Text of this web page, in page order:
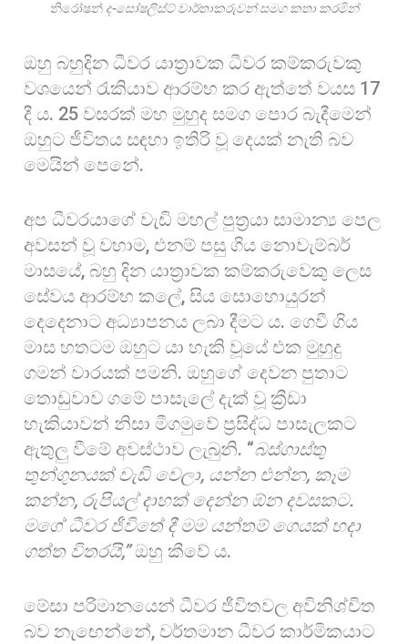
නිරෝෂන් ද-සෝෂලිස්ට් වාර්තාකරුවන් සමග කතා කරමින්
ඔහු බහුදින ධීවර යාත්‍රාවක ධීවර කම්කරුවකු
වශයෙන් රැකියාව ආරම්භ කර ඇත්තේ වයස 17
දී ය. 25 වසරක් මහ මුහුද සමග පොර බැදීමෙන්
ඔහුට ජීවිතය සඳහා ඉතිරි වූ දෙයක් නැති බව
මෙයින් පෙනේ.
අප ධීවරයාගේ වැඩි මහල් පුත්‍රයා සාමාන්‍ය පෙල
අවසන් වූ වහාම, එනම් පසු ගිය නොවැම්බර්
මාසයේ, බහු දින යාත්‍රාවක කම්කරුවෙකු ලෙස
සේවය ආරම්භ කලේ, සිය සොහොයුරන්
දෙදෙනාට අධ්‍යාපනය ලබා දීමට ය. ගෙවී ගිය
මාස හතටම ඔහුට යා හැකි වූයේ එක මුහුදු
ගමන් වාරයක් පමනි. ඔහුගේ දෙවන පුතාට
තොඩුවාව ගමේ පාසැලේ දැක් වූ ක්‍රීඩා
හැකියාවන් නිසා මීගමුවේ ප්‍රසිද්ධ පාසැලකට
ඇතුලු වීමේ අවස්ථාව ලැබුනි. “බස්ගාස්තු
තුන්ගුනයක් වැඩි වෙලා, යන්න එන්න, කෑම
කන්න, රුපියල් දාහක් දෙන්න ඕන දවසකට.
මගේ ධීවර ජීවිතේ දී මම යන්තම් ගෙයක් හදා
ගත්ත විතරයි,”ඔහු කීවේ ය.
මේසා පරිමානයෙන් ධීවර ජීවිතවල අවිනිශ්චිත
බව නැඟෙන්නේ, වර්තමාන ධීවර කාර්මිකයාට